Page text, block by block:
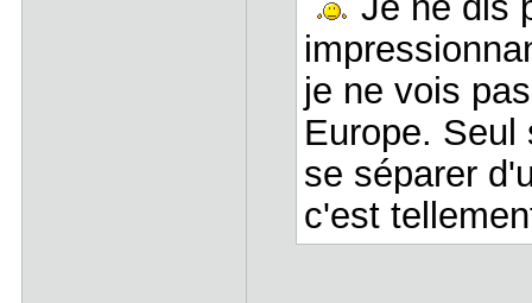
je ne vois
Europe. Seul
se séparer
c'est